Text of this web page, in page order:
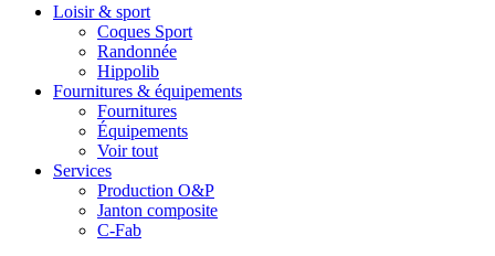
Loisir & sport
Coques Sport
Randonnée
Hippolib
Fournitures & équipements
Fournitures
Équipements
Voir tout
Services
Production O&P
Janton composite
C-Fab